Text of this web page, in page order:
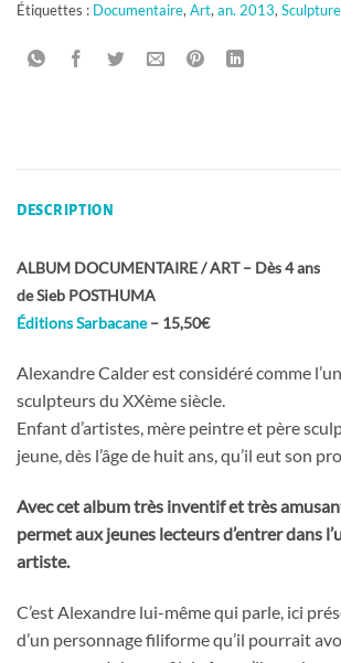
Étiquettes : Documentaire,Art,an. 2013,Sculpture
DESCRIPTION
ALBUM DOCUMENTAIRE / ART – Dès 4 ans
de Sieb POSTHUMA
Éditions Sarbacane– 15,50€
Alexandre Calder est considéré comme
sculpteurs du XXème siècle.
Enfant d’artistes, mère peintre et père
jeune, dès l’âge de huit ans, qu’il eut son
Avec cet album très inventif et très
permet aux jeunes lecteurs d’entrer dans
artiste.
C’est Alexandre lui-même qui parle, ici
d’un personnage filiforme qu’il pourrait